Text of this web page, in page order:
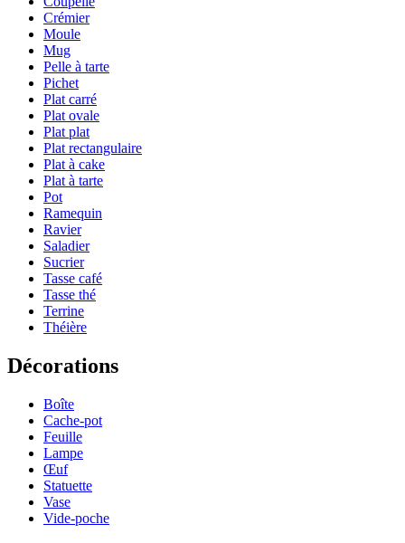
Crémier
Moule
Mug
Pelle à tarte
Pichet
Plat carré
Plat ovale
Plat plat
Plat rectangulaire
Plat à cake
Plat à tarte
Pot
Ramequin
Ravier
Saladier
Sucrier
Tasse café
Tasse thé
Terrine
Théière
Décorations
Boîte
Cache-pot
Feuille
Lampe
Œuf
Statuette
Vase
Vide-poche